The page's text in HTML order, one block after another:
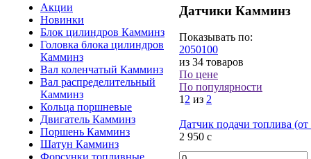
Акции
Новинки
Блок цилиндров Камминз
Головка блока цилиндров
Камминз
Вал коленчатый Камминз
Вал распределительный
Камминз
Кольца поршневые
Двигатель Камминз
Поршень Камминз
Шатун Камминз
Форсунки топливные
Датчики Камминз
Показывать по:
2050100
из 34 товаров
По цене
По популярности
1 2 из 2
Датчик подачи топлива
2 950 c